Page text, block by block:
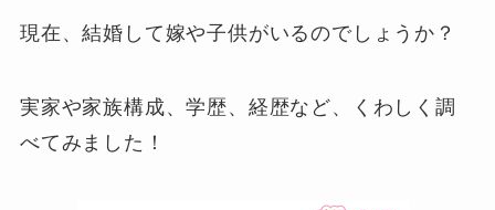
現在、結婚して嫁や子供がいるのでしょうか？
実家や家族構成、学歴、経歴など、くわしく調
べてみました！